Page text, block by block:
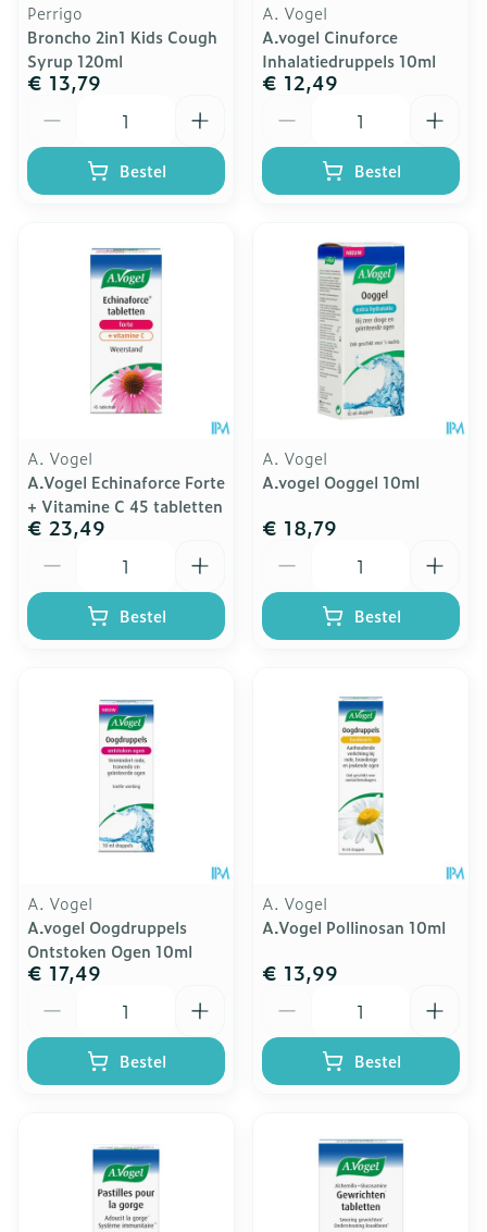
Perrigo
Broncho 2in1 Kids Cough
Syrup 120ml
€ 13,79
Bestel
A. Vogel
A.vogel Cinuforce
Inhalatiedruppels 10ml
€ 12,49
Bestel
A. Vogel
A.Vogel Echinaforce Forte
+ Vitamine C 45 tabletten
€ 23,49
Bestel
A. Vogel
A.vogel Ooggel 10ml
€ 18,79
Bestel
A. Vogel
A.vogel Oogdruppels
Ontstoken Ogen 10ml
€ 17,49
Bestel
A. Vogel
A.Vogel Pollinosan 10ml
€ 13,99
Bestel